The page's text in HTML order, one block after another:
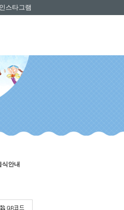
인스타그램
식안내